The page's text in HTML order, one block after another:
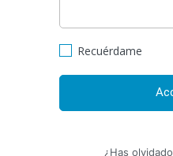
Recuérdame
¿Has